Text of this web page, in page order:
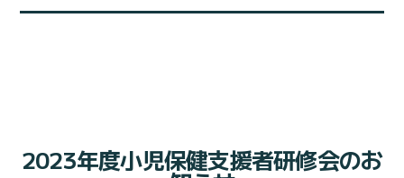
2023年度小児保健支援者研修会のお